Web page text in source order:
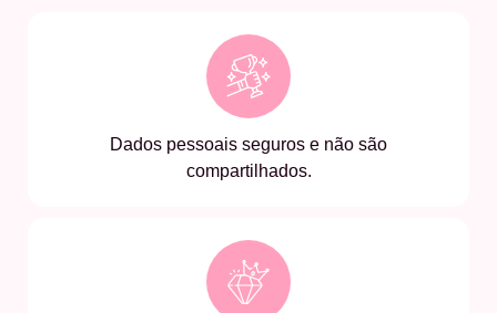
Dados pessoais seguros e não são
compartilhados.